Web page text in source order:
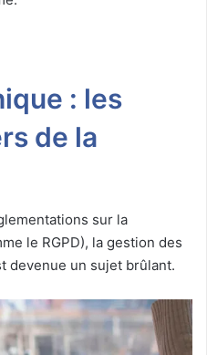
: les
de la
sur la
le RGPD), la gestion des
devenue un sujet brûlant.